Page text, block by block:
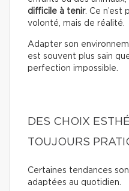
difficile à tenir. Ce n’est
volonté, mais de réalité.
Adapter son
est souvent plus sain
perfection impossible.
DES CHOIX
TOUJOURS
Certaines tendances
adaptées au quotidien.